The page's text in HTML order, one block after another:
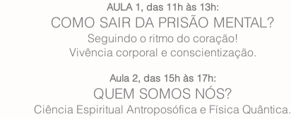
AULA 1, das 11h às 13h:
COMO SAIR DA PRISÃO MENTAL?
Seguindo o ritmo do coração!
Vivência corporal e conscientização.
Aula 2, das 15h às 17h:
QUEM SOMOS NÓS?
Ciência Espiritual Antroposófica e Física Quântica.